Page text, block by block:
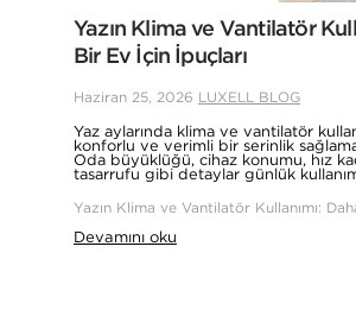
Yazın Klima ve Vantilatör
Bir Ev İçin İpuçları
Haziran 25, 2026 LUXELL BLOG
Yaz aylarında klima ve vantilatör
konforlu ve verimli bir serinlik
Oda büyüklüğü, cihaz konumu, hız
tasarrufu gibi detaylar günlük
Yazın Klima ve Vantilatör Kullanımı:
Devamını oku